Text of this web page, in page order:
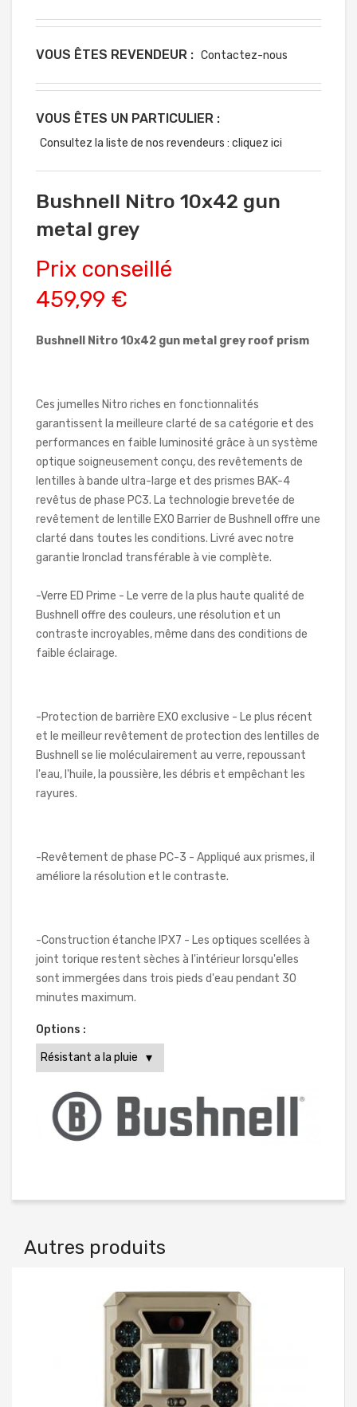
VOUS ÊTES REVENDEUR : Contactez-nous
VOUS ÊTES UN PARTICULIER :
Consultez la liste de nos revendeurs : cliquez ici
Bushnell Nitro 10x42 gun
metal grey
Prix conseillé
459,99 €
Bushnell Nitro 10x42 gun metal grey roof prism
Ces jumelles Nitro riches en fonctionnalités
garantissent la meilleure clarté de sa catégorie et des
performances en faible luminosité grâce à un système
optique soigneusement conçu, des revêtements de
lentilles à bande ultra-large et des prismes BAK-4
revêtus de phase PC3. La technologie brevetée de
revêtement de lentille EXO Barrier de Bushnell offre une
clarté dans toutes les conditions. Livré avec notre
garantie Ironclad transférable à vie complète.
-Verre ED Prime - Le verre de la plus haute qualité de
Bushnell offre des couleurs, une résolution et un
contraste incroyables, même dans des conditions de
faible éclairage.
-Protection de barrière EXO exclusive - Le plus récent
et le meilleur revêtement de protection des lentilles de
Bushnell se lie moléculairement au verre, repoussant
l'eau, l'huile, la poussière, les débris et empêchant les
rayures.
-Revêtement de phase PC-3 - Appliqué aux prismes, il
améliore la résolution et le contraste.
-Construction étanche IPX7 - Les optiques scellées à
joint torique restent sèches à l'intérieur lorsqu'elles
sont immergées dans trois pieds d'eau pendant 30
minutes maximum.
Options :
Autres produits